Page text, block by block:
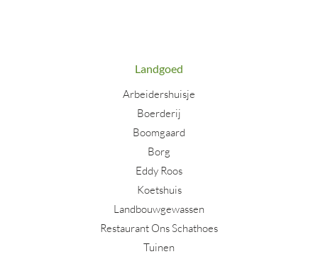
Landgoed
Arbeidershuisje
Boerderij
Boomgaard
Borg
Eddy Roos
Koetshuis
Landbouwgewassen
Restaurant Ons Schathoes
Tuinen